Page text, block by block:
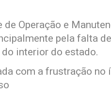
Operação e
pela falta
interior do estado.
com a frustração no